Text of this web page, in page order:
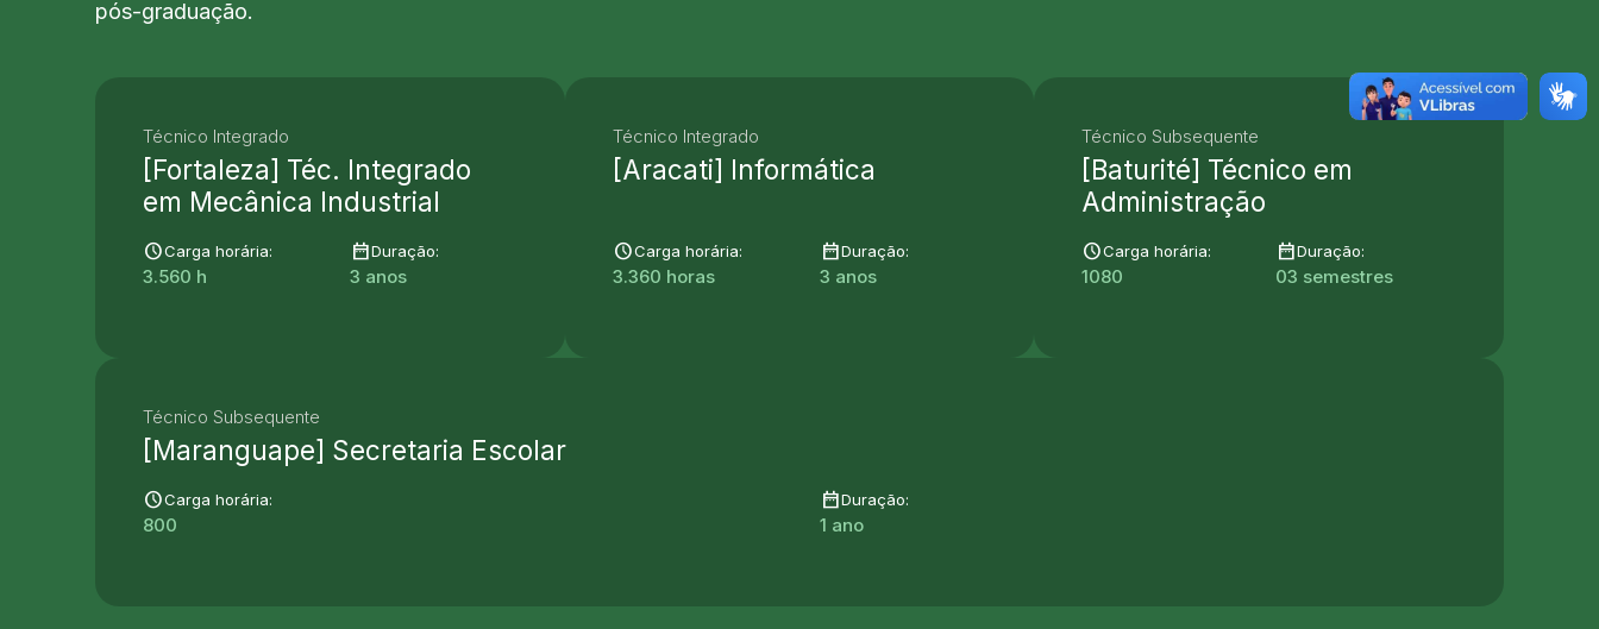
pós-graduação.
Técnico Integrado
[Fortaleza] Téc. Integrado
em Mecânica Industrial
scheduleCarga horária:
3.560 h
date_rangeDuração:
3 anos
Técnico Integrado
[Aracati] Informática
scheduleCarga horária:
3.360 horas
date_rangeDuração:
3 anos
Técnico Subsequente
[Baturité] Técnico em
Administração
scheduleCarga horária:
1080
date_rangeDuração:
03 semestres
Técnico Subsequente
[Maranguape] Secretaria Escolar
scheduleCarga horária:
800
date_rangeDuração:
1 ano